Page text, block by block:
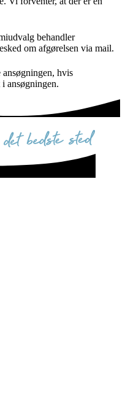
behandler
om afgørelsen via mail.
hvis
ansøgningen.